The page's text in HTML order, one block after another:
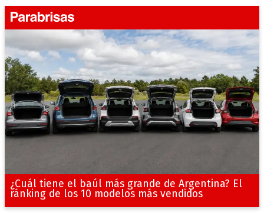
¿Cuál tiene el baúl más grande de Argentina? El
ránking de los 10 modelos más vendidos